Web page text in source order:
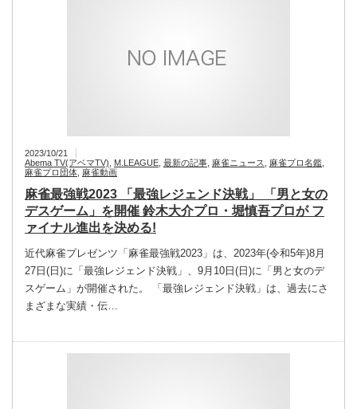
2023/10/21
Abema TV(アベマTV)
M.LEAGUE 最新の記事 麻雀ニュース 麻雀プロ名鑑
麻雀プロ団体 麻雀動画
麻雀最強戦2023 「最強レジェンド決戦」 「男と女の
デスゲーム」を開催 鈴木大介プロ・堀慎吾プロが フ
ァイナル進出を決める!
近代麻雀プレゼンツ「麻雀最強戦2023」は、2023年(令和5年)8月
27日(日)に「最強レジェンド決戦」、9月10日(日)に「男と女のデ
スゲーム」が開催された。 「最強レジェンド決戦」は、過去にさ
まざまな実績・伝…